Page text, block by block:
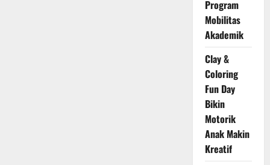
Program
Mobilitas
Akademik
Clay &
Coloring
Fun Day
Bikin
Motorik
Anak Makin
Kreatif